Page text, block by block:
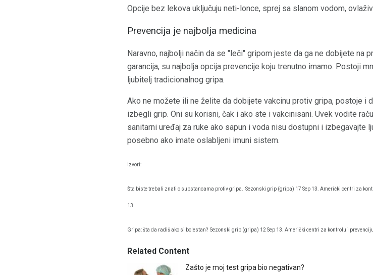
Opcije bez lekova uključuju neti-lonce, sprej sa slanom vodom,
Prevencija je najbolja medicina
Naravno, najbolji način da se "leči" gripom jeste da ga ne dobijete na
garancija, su najbolja opcija prevencije koju trenutno imamo. Postoji
ljubitelj tradicionalnog gripa.
Ako ne možete ili ne želite da dobijete vakcinu protiv gripa, postoje i
izbegli grip. Oni su korisni, čak i ako ste i vakcinisani. Uvek vodite
sanitarni uređaj za ruke ako sapun i voda nisu dostupni i izbegavajte
posebno ako imate oslabljeni imuni sistem.
Izvori:
Šta biste trebali znati o supstancama protiv gripa. Sezonski grip (gripa) 17 Sep 13. Američki centri za
13.
Gripa: šta da radiš ako si bolestan? Sezonski grip (gripa) 12 Sep 13. Američki centri za kontrolu i
Related Content
Zašto je moj test gripa bio negativan?